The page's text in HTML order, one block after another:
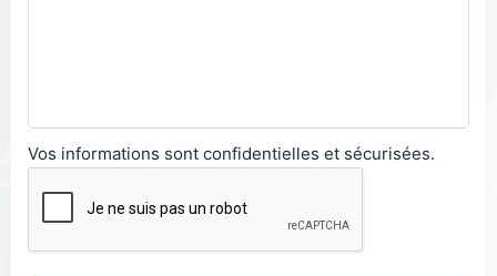
Vos informations sont confidentielles et sécurisées.